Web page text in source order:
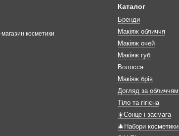
магазин косметики
Каталог
Бренди
Макіяж обличчя
Макіяж очей
Макіяж губ
Волосся
Макіяж брів
Догляд за обличчям
Тіло та гігієна
☀️Сонце і засмага
🎄Набори косметики